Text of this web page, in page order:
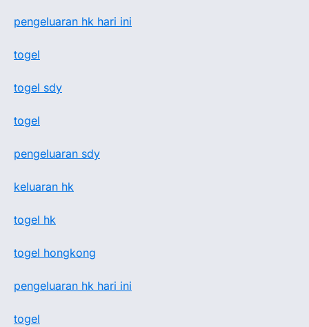
pengeluaran hk hari ini
togel
togel sdy
togel
pengeluaran sdy
keluaran hk
togel hk
togel hongkong
pengeluaran hk hari ini
togel